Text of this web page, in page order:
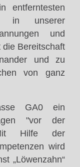
entferntesten
in unserer
und
Bereitschaft
und zu
von ganz
GA0 ein
"vor der
Hilfe der
wird
„Löwenzahn“